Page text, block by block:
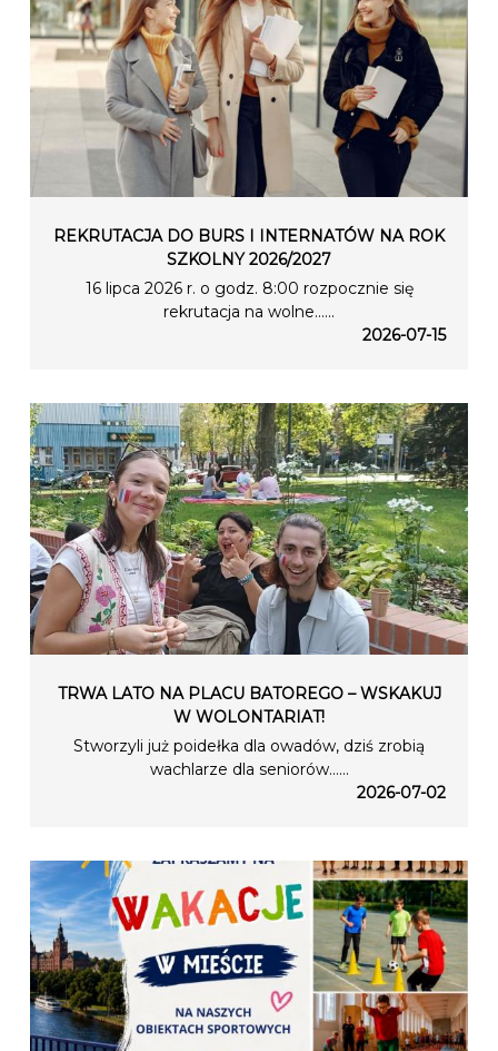
REKRUTACJA DO BURS I INTERNATÓW NA ROK
SZKOLNY 2026/2027
16 lipca 2026 r. o godz. 8:00 rozpocznie się
rekrutacja na wolne…...
2026-07-15
TRWA LATO NA PLACU BATOREGO – WSKAKUJ
W WOLONTARIAT!
Stworzyli już poidełka dla owadów, dziś zrobią
wachlarze dla seniorów…...
2026-07-02